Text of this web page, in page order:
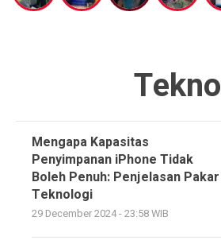
Tekno
Mengapa Kapasitas
Penyimpanan iPhone Tidak
Boleh Penuh: Penjelasan Pakar
Teknologi
29 December 2024 - 23:58 WIB